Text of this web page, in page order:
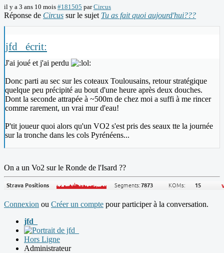
il y a 3 ans 10 mois #181505 parCircus
Réponse de Circus sur le sujet Tu as fait quoi aujourd'hui???
jfd_ écrit:
J'ai joué et j'ai perdu
Donc parti au sec sur les coteaux Toulousains, retour stratégique
quelque peu précipité au bout d'une heure après deux douches.
Dont la seconde attrapée à ~500m de chez moi a suffi à me rincer
comme rarement, un vrai mur d'eau!
P'tit joueur quoi alors qu'un VO2 s'est pris des seaux tte la journée
sur la tronche dans les cols Pyrénéens...
On a un Vo2 sur le Ronde de l'Isard ??
Connexion ou Créer un compte pour participer à la conversation.
jfd_
Hors Ligne
Administrateur